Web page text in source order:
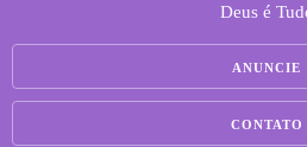
Deus é
ANUNCIE
CONTATO